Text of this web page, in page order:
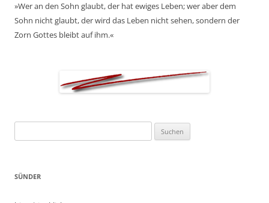
»Wer an den Sohn glaubt, der hat ewiges Leben; wer aber dem
Sohn nicht glaubt, der wird das Leben nicht sehen, sondern der
Zorn Gottes bleibt auf ihm.«
nach:
SÜNDER